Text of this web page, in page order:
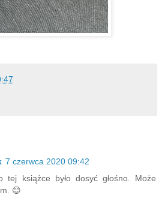
7 czerwca 2020 09:42
tej książce było dosyć głośno. Może
😊